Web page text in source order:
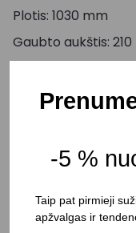
Plotis: 1030 mm
Gaubto aukštis:
Atsparumas
Pristatymo
+ Į
-5 %
Taip pat pirmieji
apžvalgas ir